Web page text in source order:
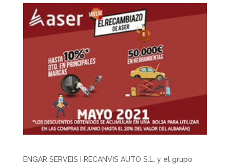
ENGAR SERVEIS I RECANVIS AUTO S.L. y el grupo